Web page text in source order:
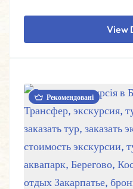
View
Рекомендовані